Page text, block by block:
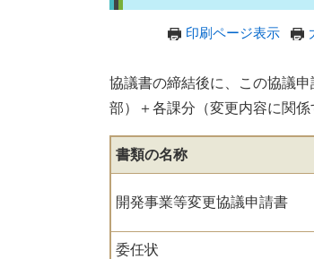
印刷ページ表示
協議書の締結後に、この協議
部）＋各課分（変更内容に関係
書類の名称
開発事業等変更協議申請書
委任状